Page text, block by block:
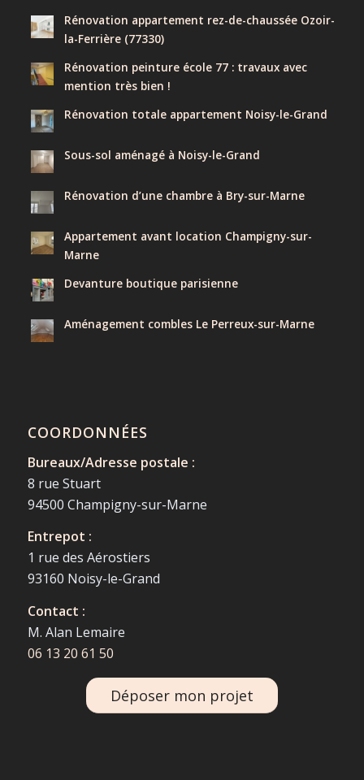
Rénovation appartement rez-de-chaussée Ozoir-
la-Ferrière (77330)
Rénovation peinture école 77 : travaux avec
mention très bien !
Rénovation totale appartement Noisy-le-Grand
Sous-sol aménagé à Noisy-le-Grand
Rénovation d’une chambre à Bry-sur-Marne
Appartement avant location Champigny-sur-
Marne
Devanture boutique parisienne
Aménagement combles Le Perreux-sur-Marne
COORDONNÉES
Bureaux/Adresse postale :
8 rue Stuart
94500 Champigny-sur-Marne
Entrepot :
1 rue des Aérostiers
93160 Noisy-le-Grand
Contact :
M. Alan Lemaire
06 13 20 61 50
Déposer mon projet